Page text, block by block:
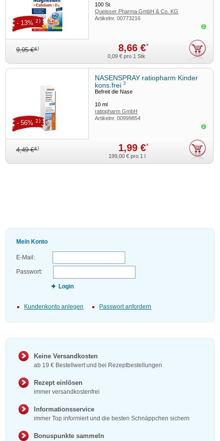
100St
Queisser Pharma GmbH & Co. KG
Artikelnr.00773216
9,95 €4) 8,66 €*
- 13% 2)
0,09 € pro 1 Stk
NASENSPRAY ratiopharm Kinder
kons.frei3
Befreit die Nase
10ml
ratiopharm GmbH
Artikelnr.00999854
4,49 €4) 1,99 €*
- 56% 2)
199,00 € pro 1 l
Mein Konto
E-Mail:
Passwort:
Login
Kundenkonto anlegen Passwort anfordern
Keine Versandkosten
ab 19 € Bestellwert und bei Rezeptbestellungen
Rezept einlösen
immer versandkostenfrei
Informationsservice
immer Top informiert und die besten Schnäppchen sichern
Bonuspunkte sammeln